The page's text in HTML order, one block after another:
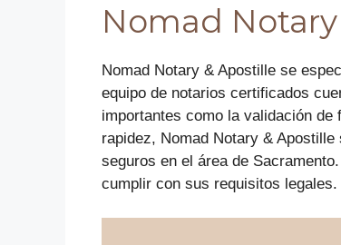
Nomad
Nomad Notary & Apostille se
equipo de notarios certificados
importantes como la validación
rapidez, Nomad Notary &
seguros en el área de
cumplir con sus requisitos legales.